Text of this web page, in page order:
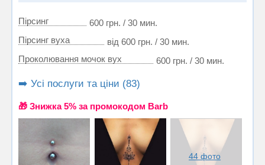
Пірсинг
600 грн. / 30 мин.
Пiрсинг вуха
від 600 грн. / 30 мин.
Проколювання мочок вух
600 грн. / 30 мин.
➡️ Усі послуги та ціни (83)
🎁 Знижка 5% за промокодом Barb
44 фото